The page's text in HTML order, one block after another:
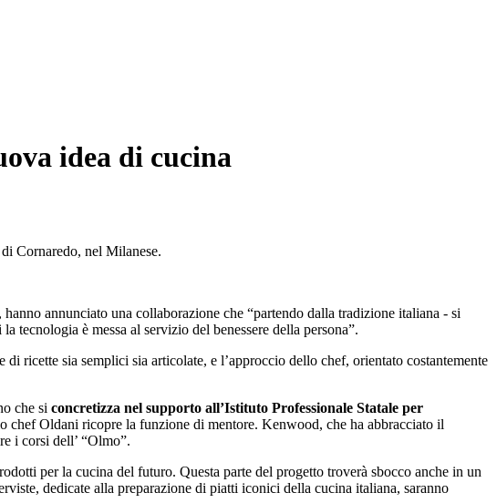
idea di cucina
Cornaredo, nel Milanese.
, hanno annunciato una collaborazione che “partendo dalla tradizione italiana - si
è messa al servizio del benessere della persona”.
ricette sia semplici sia articolate, e l’approccio dello chef, orientato costantemente
che si concretizza nel supporto all’Istituto Professionale Statale per
chef Oldani ricopre la funzione di mentore. Kenwood, che ha abbracciato il
i corsi dell’ “Olmo”.
per la cucina del futuro. Questa parte del progetto troverà sbocco anche in un
dedicate alla preparazione di piatti iconici della cucina italiana, saranno